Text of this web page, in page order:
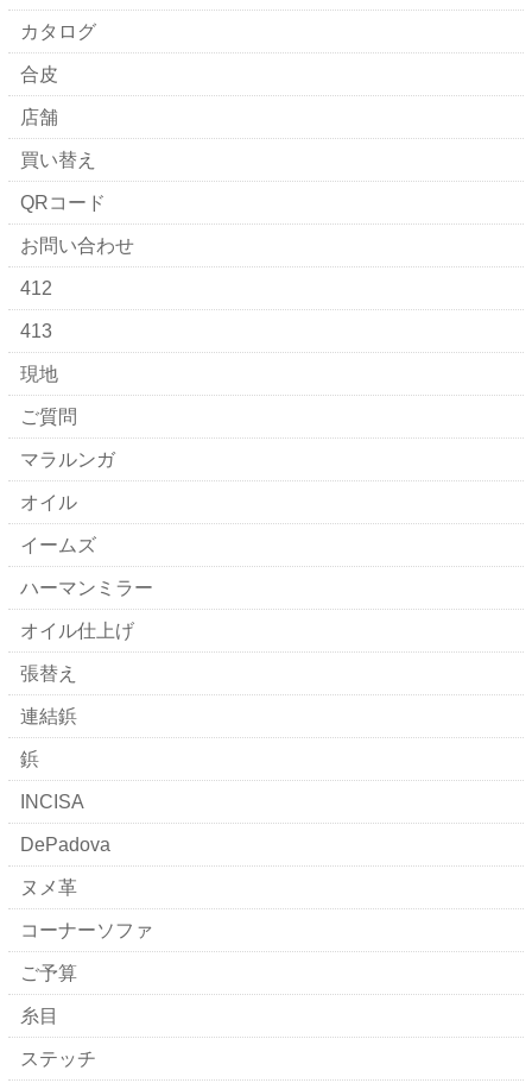
カタログ
合皮
店舗
買い替え
QRコード
お問い合わせ
412
413
現地
ご質問
マラルンガ
オイル
イームズ
ハーマンミラー
オイル仕上げ
張替え
連結鋲
鋲
INCISA
DePadova
ヌメ革
コーナーソファ
ご予算
糸目
ステッチ